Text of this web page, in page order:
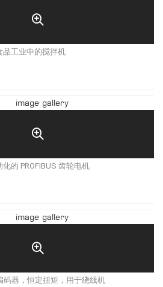
品工业中的搅拌机
化的 PROFIBUS 齿轮电机
码器，恒定扭矩，用于绕线机